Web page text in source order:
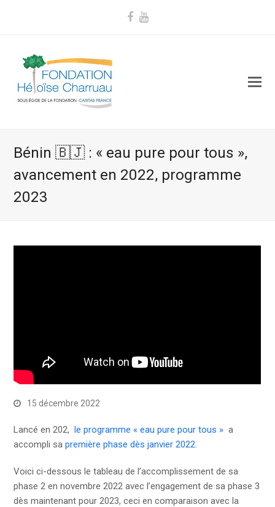
Facebook
Youtube
Bénin 🇧🇯 : « eau pure pour tous »,
avancement en 2022, programme
2023
15 décembre 2022
Lancé en 202,le programme « eau pure pour tous » a
accompli sapremière phase dès janvier 2022.
Voici ci-dessous le tableau de l’accomplissement de sa
phase 2 en novembre 2022 avec l’engagement de sa phase 3
dès maintenant pour 2023, ceci en comparaison avec la